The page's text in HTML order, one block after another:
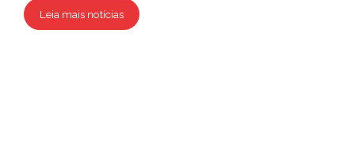
Leia mais notícias